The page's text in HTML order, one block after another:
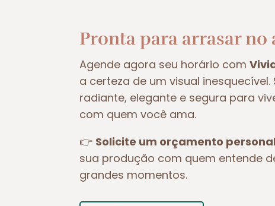
Pronta para arrasar no
Agende agora seu horário com
a certeza de um visual
radiante, elegante e segura para
com quem você ama.
👉 Solicite um orçamento
sua produção com quem entende
grandes momentos.